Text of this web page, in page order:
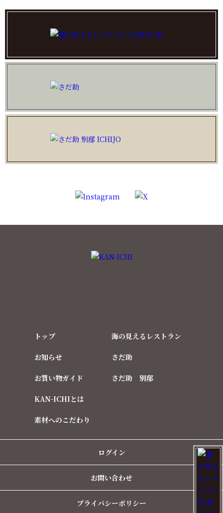
トップ
お知らせ
お買い物ガイド
KAN-ICHIとは
素材へのこだわり
海の見えるレストラン
さだ助
さだ助 別邸
ログイン
お問い合わせ
プライバシーポリシー